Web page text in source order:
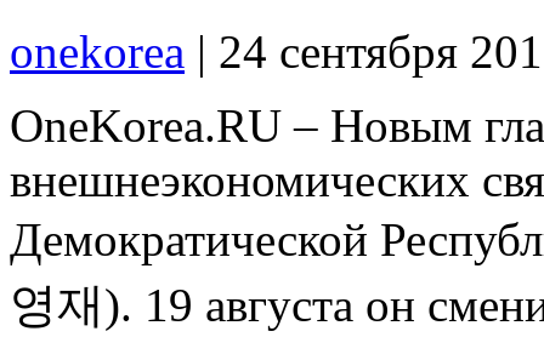
onekorea | 24 сентября
OneKorea.RU – Новым
внешнеэкономических
Демократической
영재). 19 августа он